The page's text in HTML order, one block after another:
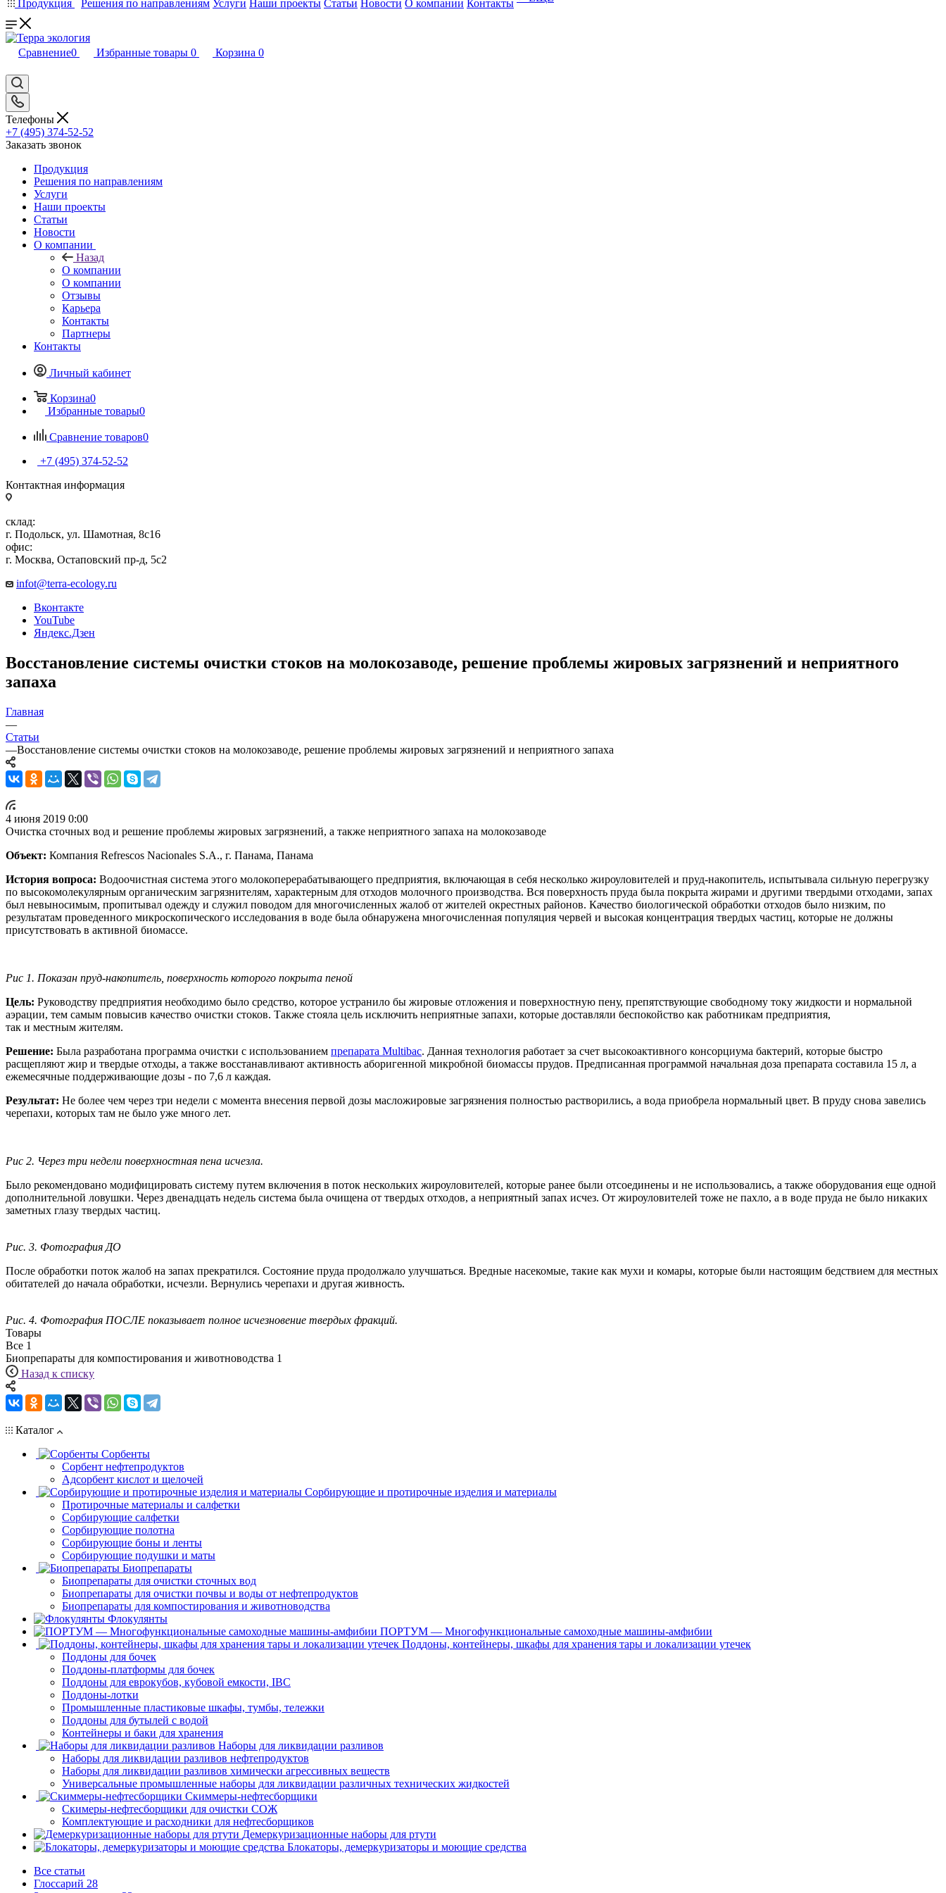
Продукция
Решения по направлениям Услуги Наши проекты Статьи Новости О компании Контакты
Сравнение0 Избранные товары 0 Корзина 0
Телефоны
+7 (495) 374-52-52
Заказать звонок
Продукция
Решения по направлениям
Услуги
Наши проекты
Статьи
Новости
О компании
Назад
О компании
О компании
Отзывы
Карьера
Контакты
Партнеры
Контакты
Личный кабинет
Корзина0
Избранные товары0
Сравнение товаров0
+7 (495) 374-52-52
Контактная информация
склад:
г. Подольск, ул. Шамотная, 8с16
офис:
г. Москва, Остаповский пр-д, 5с2
infot@terra-ecology.ru
Вконтакте
YouTube
Яндекс.Дзен
Восстановление системы очистки стоков на молокозаводе, решение проблемы жировых загрязнений и неприятного
запаха
Главная
—
Статьи
—Восстановление системы очистки стоков на молокозаводе, решение проблемы жировых загрязнений и неприятного запаха
4 июня 2019 0:00
Очистка сточных вод и решение проблемы жировых загрязнений, а также неприятного запаха на молокозаводе
Объект: Компания Refrescos Nacionales S.A., г. Панама, Панама
История вопроса: Водоочистная система этого молокоперерабатывающего предприятия, включающая в себя несколько жироуловителей и пруд-накопитель, испытывала сильную перегрузку
по высокомолекулярным органическим загрязнителям, характерным для отходов молочного производства. Вся поверхность пруда была покрыта жирами и другими твердыми отходами, запах
был невыносимым, пропитывал одежду и служил поводом для многочисленных жалоб от жителей окрестных районов. Качество биологической обработки отходов было низким, по
результатам проведенного микроскопического исследования в воде была обнаружена многочисленная популяция червей и высокая концентрация твердых частиц, которые не должны
присутствовать в активной биомассе.
Рис 1. Показан пруд-накопитель, поверхность которого покрыта пеной
Цель: Руководству предприятия необходимо было средство, которое устранило бы жировые отложения и поверхностную пену, препятствующие свободному току жидкости и нормальной
аэрации, тем самым повысив качество очистки стоков. Также стояла цель исключить неприятные запахи, которые доставляли беспокойство как работникам предприятия,
так и местным жителям.
Решение: Была разработана программа очистки с использованием препарата Multibac. Данная технология работает за счет высокоактивного консорциума бактерий, которые быстро
расщепляют жир и твердые отходы, а также восстанавливают активность аборигенной микробной биомассы прудов. Предписанная программой начальная доза препарата составила 15 л, а
ежемесячные поддерживающие дозы - по 7,6 л каждая.
Результат: Не более чем через три недели с момента внесения первой дозы масложировые загрязнения полностью растворились, а вода приобрела нормальный цвет. В пруду снова завелись
черепахи, которых там не было уже много лет.
Рис 2. Через три недели поверхностная пена исчезла.
Было рекомендовано модифицировать систему путем включения в поток нескольких жироуловителей, которые ранее были отсоединены и не использовались, а также оборудования еще одной
дополнительной ловушки. Через двенадцать недель система была очищена от твердых отходов, а неприятный запах исчез. От жироуловителей тоже не пахло, а в воде пруда не было никаких
заметных глазу твердых частиц.
Рис. 3. Фотография ДО
После обработки поток жалоб на запах прекратился. Состояние пруда продолжало улучшаться. Вредные насекомые, такие как мухи и комары, которые были настоящим бедствием для местных
обитателей до начала обработки, исчезли. Вернулись черепахи и другая живность.
Рис. 4. Фотография ПОСЛЕ показывает полное исчезновение твердых фракций.
Товары
Все 1
Биопрепараты для компостирования и животноводства 1
Назад к списку
Каталог
Сорбенты
Сорбент нефтепродуктов
Адсорбент кислот и щелочей
Сорбирующие и протирочные изделия и материалы
Протирочные материалы и салфетки
Сорбирующие салфетки
Сорбирующие полотна
Сорбирующие боны и ленты
Сорбирующие подушки и маты
Биопрепараты
Биопрепараты для очистки сточных вод
Биопрепараты для очистки почвы и воды от нефтепродуктов
Биопрепараты для компостирования и животноводства
Флокулянты
ПОРТУМ — Многофункциональные самоходные машины-амфибии
Поддоны, контейнеры, шкафы для хранения тары и локализации утечек
Поддоны для бочек
Поддоны-платформы для бочек
Поддоны для еврокубов, кубовой емкости, IBC
Поддоны-лотки
Промышленные пластиковые шкафы, тумбы, тележки
Поддоны для бутылей с водой
Контейнеры и баки для хранения
Наборы для ликвидации разливов
Наборы для ликвидации разливов нефтепродуктов
Наборы для ликвидации разливов химически агрессивных веществ
Универсальные промышленные наборы для ликвидации различных технических жидкостей
Скиммеры-нефтесборщики
Скимеры-нефтесборщики для очистки СОЖ
Комплектующие и расходники для нефтесборщиков
Демеркуризационные наборы для ртути
Блокаторы, демеркуризаторы и моющие средства
Все статьи
Глоссарий 28